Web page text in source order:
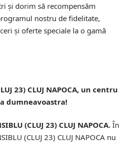
și dorim să recompensăm
nostru de fidelitate,
și oferte speciale la o gamă
23) CLUJ NAPOCA, un centru
dumneavoastra!
(CLUJ 23) CLUJ NAPOCA. În
(CLUJ 23) CLUJ NAPOCA nu